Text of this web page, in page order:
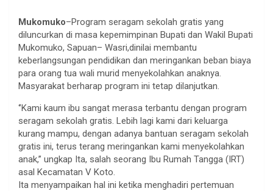
Mukomuko–Program seragam sekolah gratis yang
diluncurkan di masa kepemimpinan Bupati dan Wakil Bupati
Mukomuko, Sapuan– Wasri,dinilai membantu
keberlangsungan pendidikan dan meringankan beban biaya
para orang tua wali murid menyekolahkan anaknya.
Masyarakat berharap program ini tetap dilanjutkan.
‘’Kami kaum ibu sangat merasa terbantu dengan program
seragam sekolah gratis. Lebih lagi kami dari keluarga
kurang mampu, dengan adanya bantuan seragam sekolah
gratis ini, terus terang meringankan kami menyekolahkan
anak,’’ ungkap Ita, salah seorang Ibu Rumah Tangga (IRT)
asal Kecamatan V Koto.
Ita menyampaikan hal ini ketika menghadiri pertemuan